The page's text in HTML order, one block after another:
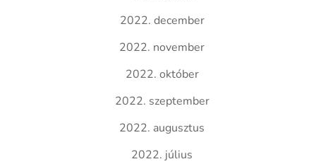
2022. december
2022. november
2022. október
2022. szeptember
2022. augusztus
2022. július